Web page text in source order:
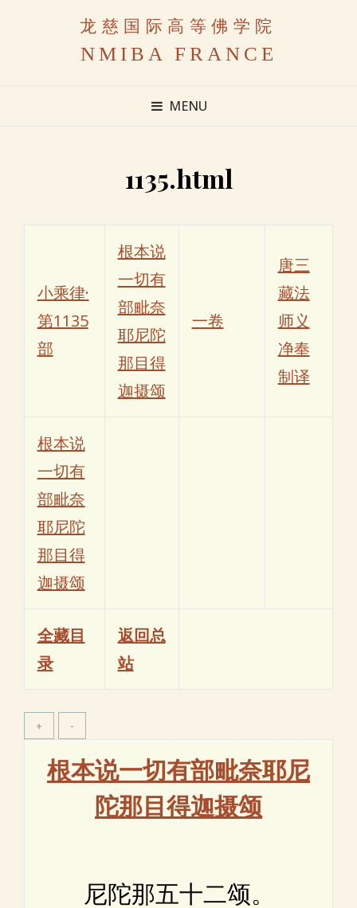
龙慈国际高等佛学院
NMIBA FRANCE
MENU
1135.html
小乘律·
第1135
部
根本说
一切有
部毗奈
耶尼陀
那目得
迦摄颂
一卷
唐三
藏法
师义
净奉
制译
根本说
一切有
部毗奈
耶尼陀
那目得
迦摄颂
全藏目
录
返回总
站
根本说一切有部毗奈耶尼
陀那目得迦摄颂
尼陀那五十二颂。